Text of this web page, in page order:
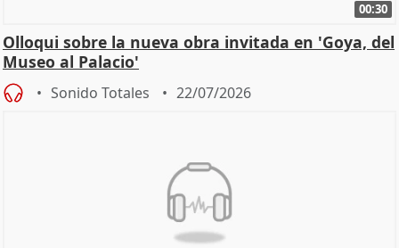
00:30
Olloqui sobre la nueva obra invitada en 'Goya, del
Museo al Palacio'
Sonido Totales 22/07/2026